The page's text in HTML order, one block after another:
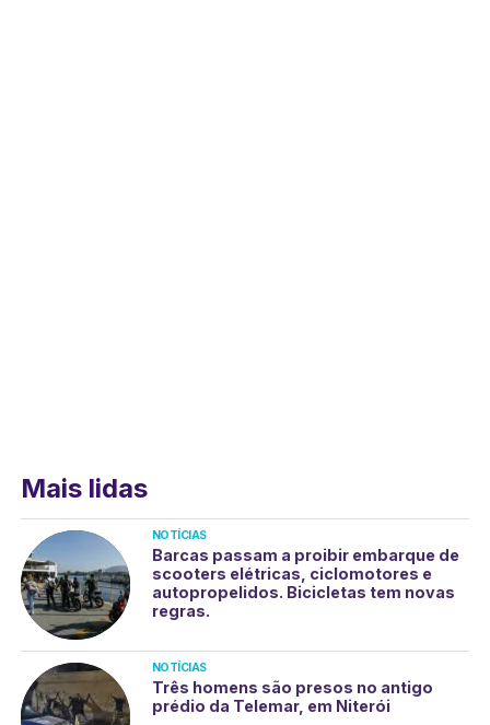
Mais lidas
NOTÍCIAS
Barcas passam a proibir embarque de
scooters elétricas, ciclomotores e
autopropelidos. Bicicletas tem novas
regras.
NOTÍCIAS
Três homens são presos no antigo
prédio da Telemar, em Niterói